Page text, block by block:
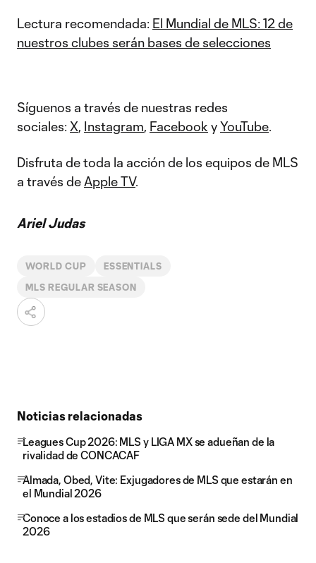
Lectura recomendada: El Mundial de MLS: 12 de
nuestros clubes serán bases de selecciones
Síguenos a través de nuestras redes
sociales: X, Instagram, Facebook yYouTube.
Disfruta de toda la acción de los equipos de MLS
a través de Apple TV.
Ariel Judas
WORLD CUP ESSENTIALS
MLS REGULAR SEASON
Noticias relacionadas
Leagues Cup 2026: MLS y LIGA MX se adueñan de la
rivalidad de CONCACAF
Almada, Obed, Vite: Exjugadores de MLS que estarán en
el Mundial 2026
Conoce a los estadios de MLS que serán sede del Mundial
2026